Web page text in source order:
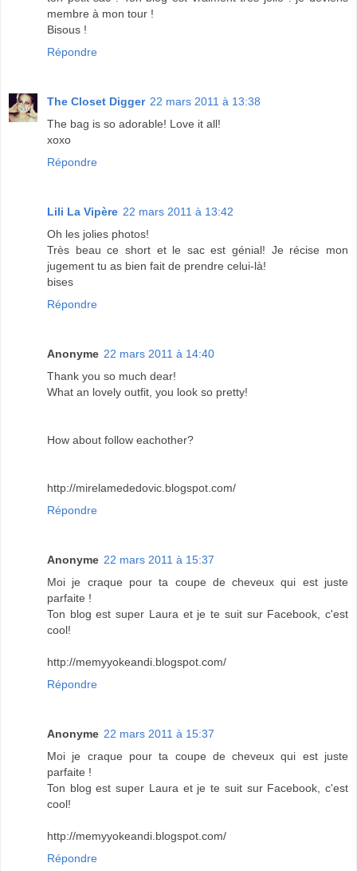
membre à mon tour !
Bisous !
Répondre
The Closet Digger 22 mars 2011 à 13:38
The bag is so adorable! Love it all!
xoxo
Répondre
Lili La Vipère 22 mars 2011 à 13:42
Oh les jolies photos!
Très beau ce short et le sac est génial! Je récise mon
jugement tu as bien fait de prendre celui-là!
bises
Répondre
Anonyme 22 mars 2011 à 14:40
Thank you so much dear!
What an lovely outfit, you look so pretty!
How about follow eachother?
http://mirelamededovic.blogspot.com/
Répondre
Anonyme 22 mars 2011 à 15:37
Moi je craque pour ta coupe de cheveux qui est juste
parfaite !
Ton blog est super Laura et je te suit sur Facebook, c'est
cool!
http://memyyokeandi.blogspot.com/
Répondre
Anonyme 22 mars 2011 à 15:37
Moi je craque pour ta coupe de cheveux qui est juste
parfaite !
Ton blog est super Laura et je te suit sur Facebook, c'est
cool!
http://memyyokeandi.blogspot.com/
Répondre